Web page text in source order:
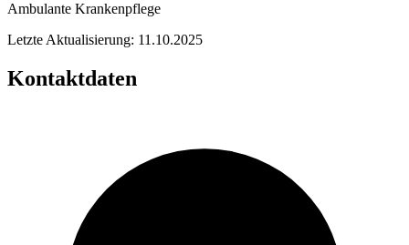
Ambulante Krankenpflege
Letzte Aktualisierung: 11.10.2025
Kontaktdaten